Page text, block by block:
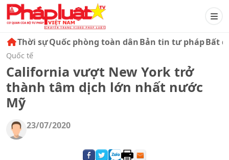
Thời sựQuốc phòng toàn dânBản tin tư phápBất
Quốc tế
California vượt New York trở
thành tâm dịch lớn nhất nước
Mỹ
23/07/2020